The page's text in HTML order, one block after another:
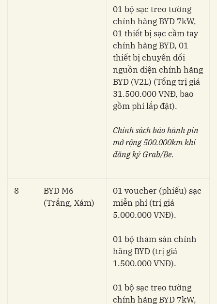
01 bộ sạc treo tường
chính hãng BYD 7kW,
01 thiết bị sạc cầm tay
chính hãng BYD, 01
thiết bị chuyển đổi
nguồn điện chính hãng
BYD (V2L) (Tổng trị giá
31.500.000 VNĐ, bao
gồm phí lắp đặt).
Chính sách bảo hành pin
mở rộng 500.000km khi
đăng ký Grab/Be.
8
BYD M6
(Trắng, Xám)
01 voucher (phiếu) sạc
miễn phí (trị giá
5.000.000 VNĐ).
01 bộ thảm sàn chính
hãng BYD (trị giá
1.500.000 VNĐ).
01 bộ sạc treo tường
chính hãng BYD 7kW,